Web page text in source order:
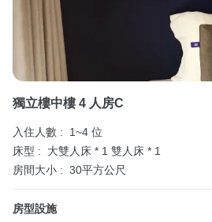
獨立樓中樓 4 人房C
入住人數 :
1~4 位
床型 :
大雙人床 * 1 雙人床 * 1
房間大小 : 30平方公尺
房型設施